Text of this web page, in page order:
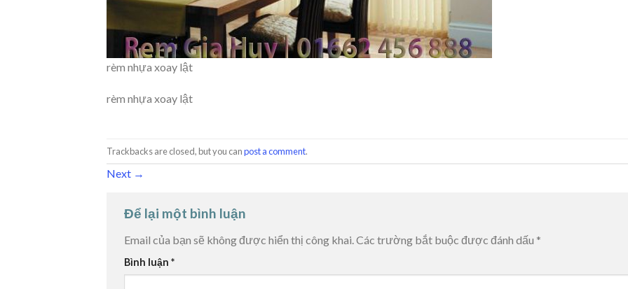
rèm nhựa xoay lật
rèm nhựa xoay lật
Trackbacks are closed, but you canpost a comment.
Next →
Để lại một bình luận
Email của bạn sẽ không được hiển thị công khai.Các trường bắt buộc được đánh dấu *
Bình luận *